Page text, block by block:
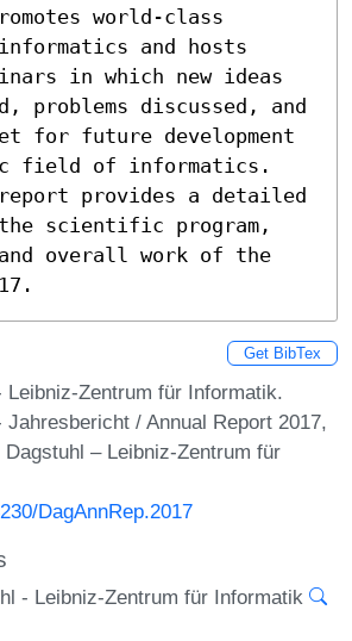
world-class
and hosts
in which new ideas
problems discussed, and
for future development
field of informatics.
provides a detailed
scientific program,
overall work of the
Get BibTex
Leibniz-Zentrum für Informatik.
/ Annual Report 2017,
– Leibniz-Zentrum für
DagAnnRep.2017
- Leibniz-Zentrum für Informatik